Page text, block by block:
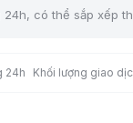
có thể sắp xếp
24h Khối lượng giao